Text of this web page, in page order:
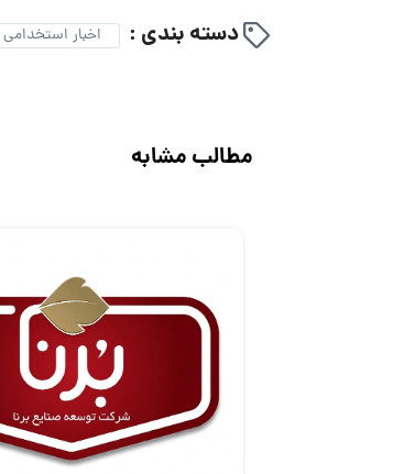
دسته بندی : اخبار استخدامی
مطالب مشابه